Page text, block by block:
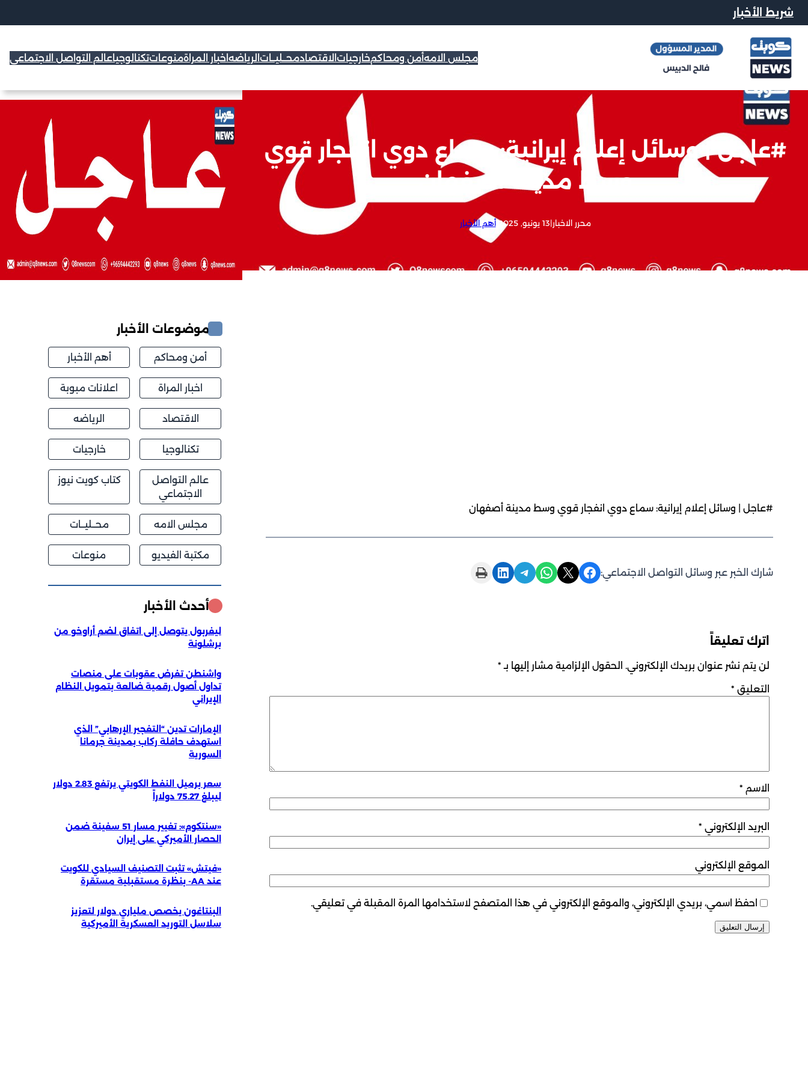
شريط الأخبار
مجلس الامهأمن ومحاكمخارجيات الاقتصادمحــليــات الرياضه اخبار المراةمنوعاتتكنالوجياعالم التواصل الاجتماعي
#عاجل | وسائل إعلام إيرانية: سماع دوي انفجار قوي
وسط مدينة أصفهان
محرر الاخبار|13 يونيو, 2025 |أهم الأخبار
#عاجل | وسائل إعلام إيرانية: سماع دوي انفجار قوي وسط مدينة أصفهان
شارك الخبر عبر وسائل التواصل الاجتماعي: Share on Facebook
Share on X
Share on WhatsApp
Share on Telegram
Share on LinkedIn
Print this Page
اترك تعليقاً
لن يتم نشر عنوان بريدك الإلكتروني. الحقول الإلزامية مشار إليها بـ *
التعليق *
الاسم *
البريد الإلكتروني *
الموقع الإلكتروني
احفظ اسمي، بريدي الإلكتروني، والموقع الإلكتروني في هذا المتصفح لاستخدامها المرة المقبلة في تعليقي.
موضوعات الأخبار
أمن ومحاكم أهم الأخبار
اخبار المراة اعلانات مبوبة
الاقتصاد الرياضه
تكنالوجيا خارجيات
عالم التواصل
الاجتماعي
كتاب كويت نيوز
مجلس الامه محــليــات
مكتبة الفيديو منوعات
أحدث الأخبار
ليفربول يتوصل إلى اتفاق لضم أراوخو من
برشلونة
واشنطن تفرض عقوبات على منصات
تداول أصول رقمية ضالعة بتمويل النظام
الإيراني
الإمارات تدين “التفجير الإرهابي” الذي
استهدف حافلة ركاب بمدينة جرمانا
السورية
سعر برميل النفط الكويتي يرتفع 2.83 دولار
ليبلغ 75.27 دولاراً
«سنتكوم»: تغيير مسار 51 سفينة ضمن
الحصار الأميركي على إيران
«فيتش» تثبت التصنيف السيادي للكويت
عند AA- بنظرة مستقبلية مستقرة
البنتاغون يخصص ملياري دولار لتعزيز
سلاسل التوريد العسكرية الأميركية